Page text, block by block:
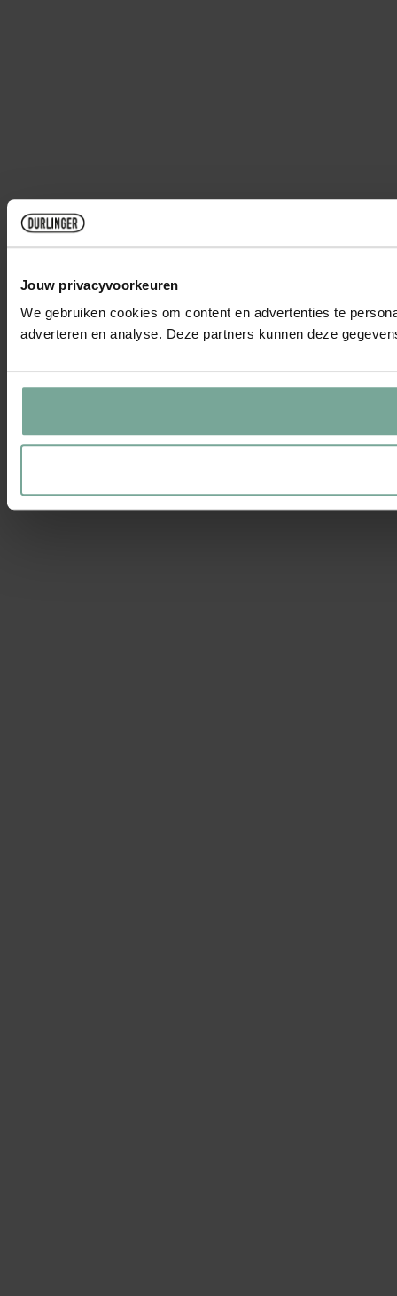
Jouw privacyvoorkeuren
We gebruiken cookies om content en advertenties te
adverteren en analyse. Deze partners kunnen deze